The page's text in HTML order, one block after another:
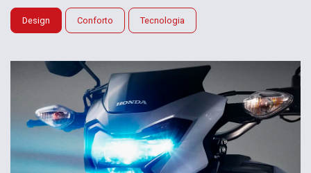
Design Conforto Tecnologia